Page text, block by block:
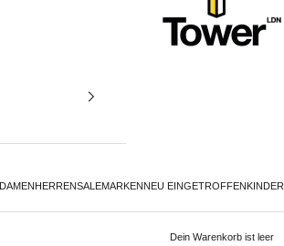
DAMEN HERRENSALEMARKEN NEU EINGETROFFEN KINDER
Dein Warenkorb ist leer